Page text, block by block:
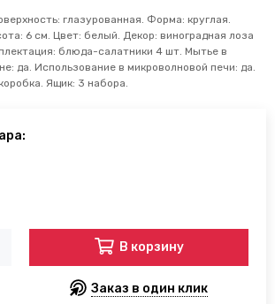
глазурованная. Форма: круглая.
6 см. Цвет: белый. Декор: виноградная лоза
блюда-салатники 4 шт. Мытье в
да. Использование в микроволновой печи: да.
Ящик: 3 набора.
В корзину
Заказ в один клик